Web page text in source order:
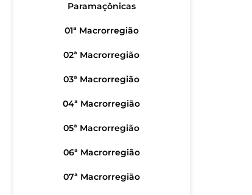
Paramaçônicas
01ª Macrorregião
02ª Macrorregião
03ª Macrorregião
04ª Macrorregião
05ª Macrorregião
06ª Macrorregião
07ª Macrorregião